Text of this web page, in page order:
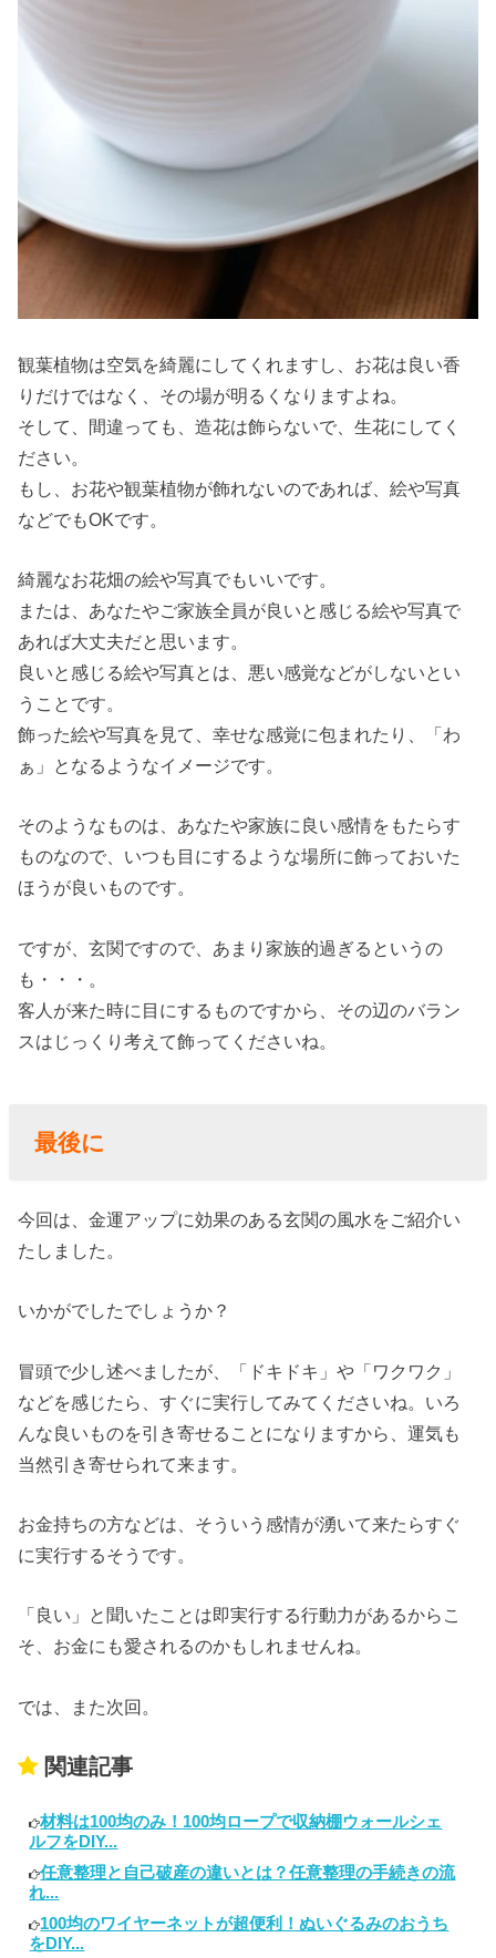
観葉植物は空気を綺麗にしてくれますし、お花は良い香
りだけではなく、その場が明るくなりますよね。
そして、間違っても、造花は飾らないで、生花にしてく
ださい。
もし、お花や観葉植物が飾れないのであれば、絵や写真
などでもOKです。
綺麗なお花畑の絵や写真でもいいです。
または、あなたやご家族全員が良いと感じる絵や写真で
あれば大丈夫だと思います。
良いと感じる絵や写真とは、悪い感覚などがしないとい
うことです。
飾った絵や写真を見て、幸せな感覚に包まれたり、「わ
ぁ」となるようなイメージです。
そのようなものは、あなたや家族に良い感情をもたらす
ものなので、いつも目にするような場所に飾っておいた
ほうが良いものです。
ですが、玄関ですので、あまり家族的過ぎるというの
も・・・。
客人が来た時に目にするものですから、その辺のバラン
スはじっくり考えて飾ってくださいね。
最後に
今回は、金運アップに効果のある玄関の風水をご紹介い
たしました。
いかがでしたでしょうか？
冒頭で少し述べましたが、「ドキドキ」や「ワクワク」
などを感じたら、すぐに実行してみてくださいね。いろ
んな良いものを引き寄せることになりますから、運気も
当然引き寄せられて来ます。
お金持ちの方などは、そういう感情が湧いて来たらすぐ
に実行するそうです。
「良い」と聞いたことは即実行する行動力があるからこ
そ、お金にも愛されるのかもしれませんね。
では、また次回。
関連記事
材料は100均のみ！100均ロープで収納棚ウォールシェ
ルフをDIY...
任意整理と自己破産の違いとは？任意整理の手続きの流
れ...
100均のワイヤーネットが超便利！ぬいぐるみのおうち
をDIY...